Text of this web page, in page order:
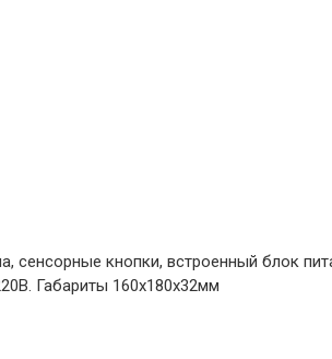
кнопки, встроенный блок
Габариты 160х180х32мм